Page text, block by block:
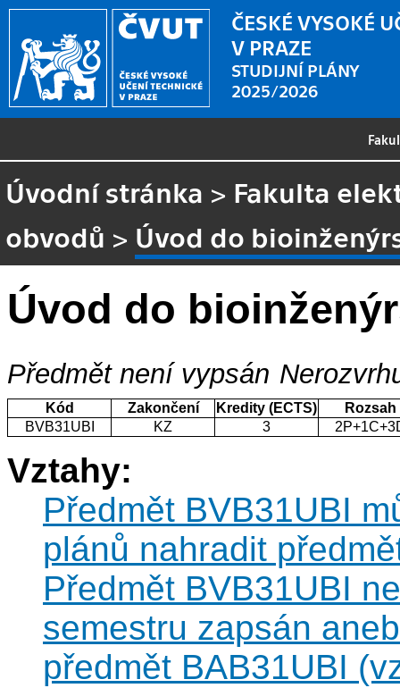
ČESKÉ VYSOKÉ
V PRAZE
STUDIJNÍ PLÁNY
2025/2026
Úvodní stránka > Fakulta
obvodů > Úvod do
Úvod do
Předmět není vypsán
Kód Zakončení Kredity (ECTS)
Rozsah
BVB31UBI
KZ 3
Vztahy:
Předmět BVB31UBI
plánů nahradit
Předmět BVB31UBI
semestru zapsán
předmět BAB31UBI